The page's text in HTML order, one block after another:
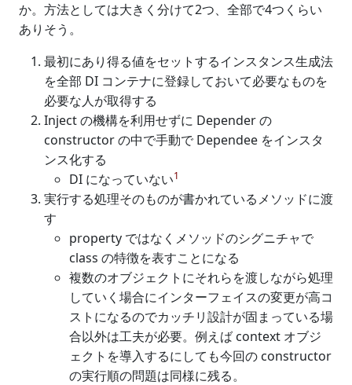
か。方法としては大きく分けて2つ、全部で4つくらい
ありそう。
最初にあり得る値をセットするインスタンス生成法
を全部 DI コンテナに登録しておいて必要なものを
必要な人が取得する
Inject の機構を利用せずに Depender の
constructor の中で手動で Dependee をインスタ
ンス化する
DI になっていない1
実行する処理そのものが書かれているメソッドに渡
す
property ではなくメソッドのシグニチャで
class の特徴を表すことになる
複数のオブジェクトにそれらを渡しながら処理
していく場合にインターフェイスの変更が高コ
ストになるのでカッチリ設計が固まっている場
合以外は工夫が必要。例えば context オブジ
ェクトを導入するにしても今回の constructor
の実行順の問題は同様に残る。